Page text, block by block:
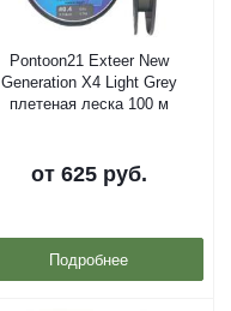
Pontoon21 Exteer New
Generation X4 Light Grey
плетеная леска 100 м
от 625 руб.
Подробнее